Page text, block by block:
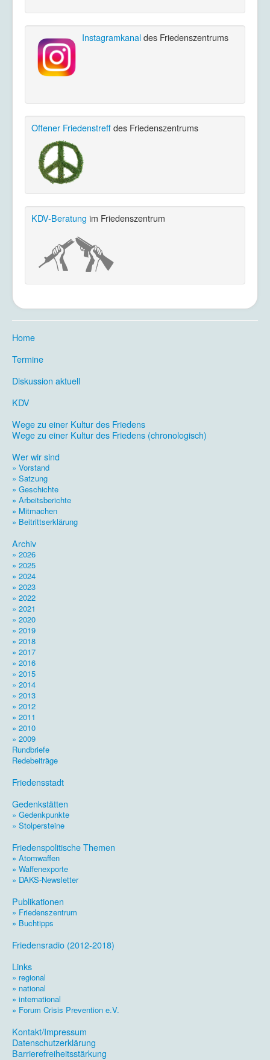
Instagramkanaldes Friedenszentrums
Offener Friedenstreffdes Friedenszentrums
KDV-Beratung im Friedenszentrum
Home
Termine
Diskussion aktuell
KDV
Wege zu einer Kultur des Friedens
Wege zu einer Kultur des Friedens (chronologisch)
Wer wir sind
» Vorstand
» Satzung
» Geschichte
» Arbeitsberichte
» Mitmachen
» Beitrittserklärung
Archiv
» 2026
» 2025
» 2024
» 2023
» 2022
» 2021
» 2020
» 2019
» 2018
» 2017
» 2016
» 2015
» 2014
» 2013
» 2012
» 2011
» 2010
» 2009
Rundbriefe
Redebeiträge
Friedensstadt
Gedenkstätten
» Gedenkpunkte
» Stolpersteine
Friedenspolitische Themen
» Atomwaffen
» Waffenexporte
» DAKS-Newsletter
Publikationen
» Friedenszentrum
» Buchtipps
Friedensradio (2012-2018)
Links
» regional
» national
» international
» Forum Crisis Prevention e.V.
Kontakt/Impressum
Datenschutzerklärung
Barrierefreiheitsstärkung